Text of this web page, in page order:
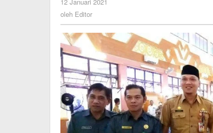
oleh Editor